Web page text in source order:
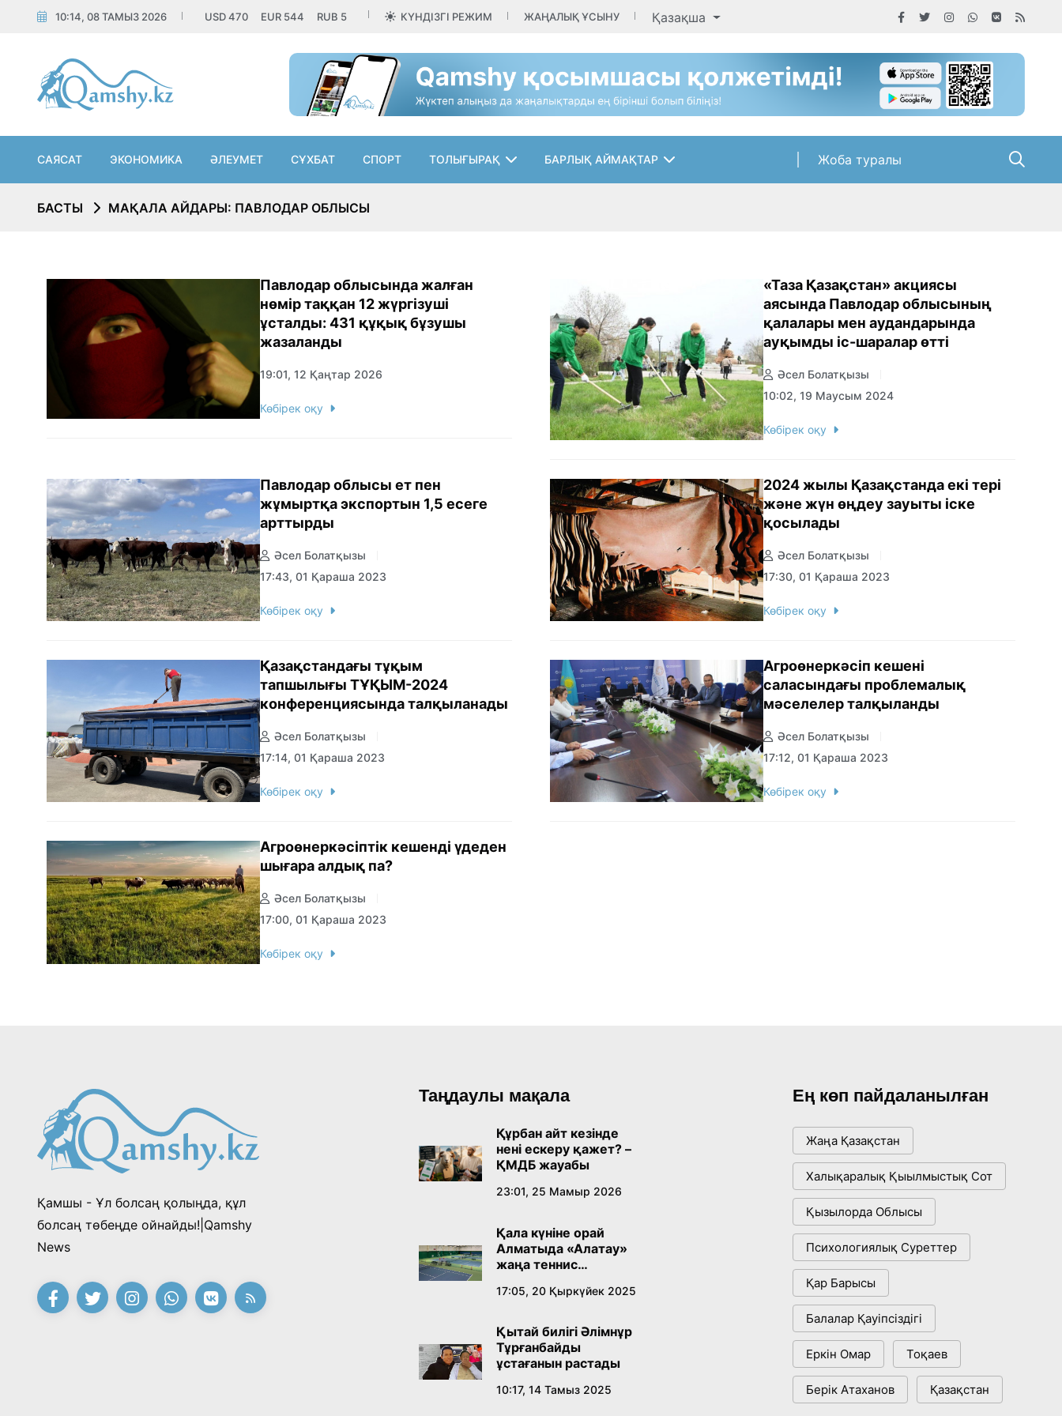
10:14, 08 ТАМЫЗ 2026 USD470 EUR 544 RUB 5 КҮНДІЗГІ РЕЖИМ ЖАҢАЛЫҚ ҰСЫНУ Қазақша
САЯСАТ ЭКОНОМИКА ӘЛЕУМЕТ СҰХБАТ СПОРТ ТОЛЫҒЫРАҚ БАРЛЫҚ АЙМАҚТАР Жоба туралы
БАСТЫ МАҚАЛА АЙДАРЫ: ПАВЛОДАР ОБЛЫСЫ
Павлодар облысында жалған
нөмір таққан 12 жүргізуші
ұсталды: 431 құқық бұзушы
жазаланды
19:01, 12 Қаңтар 2026
Көбірек оқу
«Таза Қазақстан» акциясы
аясында Павлодар облысының
қалалары мен аудандарында
ауқымды іс-шаралар өтті
Әсел Болатқызы
10:02, 19 Маусым 2024
Көбірек оқу
Павлодар облысы ет пен
жұмыртқа экспортын 1,5 есеге
арттырды
Әсел Болатқызы
17:43, 01 Қараша 2023
Көбірек оқу
2024 жылы Қазақстанда екі тері
және жүн өңдеу зауыты іске
қосылады
Әсел Болатқызы
17:30, 01 Қараша 2023
Көбірек оқу
Қазақстандағы тұқым
тапшылығы ТҰҚЫМ-2024
конференциясында талқыланады
Әсел Болатқызы
17:14, 01 Қараша 2023
Көбірек оқу
Агроөнеркәсіп кешені
саласындағы проблемалық
мәселелер талқыланды
Әсел Болатқызы
17:12, 01 Қараша 2023
Көбірек оқу
Агроөнеркәсіптік кешенді үдеден
шығара алдық па?
Әсел Болатқызы
17:00, 01 Қараша 2023
Көбірек оқу
Қамшы - Ұл болсаң қолыңда, құл
болсаң төбеңде ойнайды!|Qamshy
News
Таңдаулы мақала
Құрбан айт кезінде
нені ескеру қажет? –
ҚМДБ жауабы
23:01, 25 Мамыр 2026
Қала күніне орай
Алматыда «Алатау»
жаңа теннис
17:05, 20 Қыркүйек 2025
Қытай билігі Әлімнұр
Тұрғанбайды
ұстағанын растады
10:17, 14 Тамыз 2025
Ең көп пайдаланылған
Жаңа Қазақстан
Халықаралық Қыылмыстық Сот
Қызылорда Облысы
Психологиялық Суреттер
Қар Барысы
Балалар Қауіпсіздігі
Еркін Омар Тоқаев
Берік Атаханов Қазақстан